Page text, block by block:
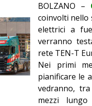
BOLZANO –
coinvolti nello
elettrici a
verranno
rete TEN-T
Nei primi
pianificare le
vedranno,
mezzi